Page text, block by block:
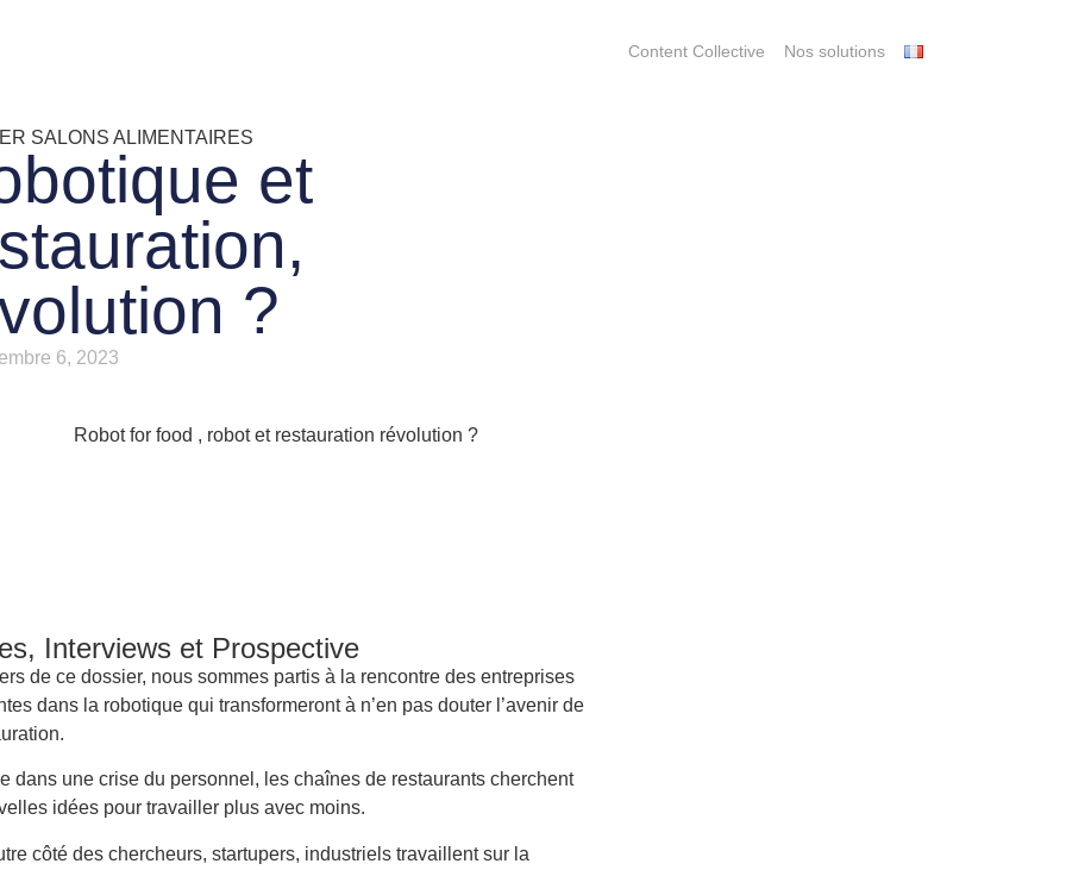
Content Collective Nos solutions
SALONS ALIMENTAIRES
et
?
6, 2023
Interviews et Prospective
de ce dossier, nous sommes partis à la rencontre des entreprises
dans la robotique qui transformeront à n’en pas douter l’avenir de
dans une crise du personnel, les chaînes de restaurants cherchent
idées pour travailler plus avec moins.
côté des chercheurs, startupers, industriels travaillent sur la